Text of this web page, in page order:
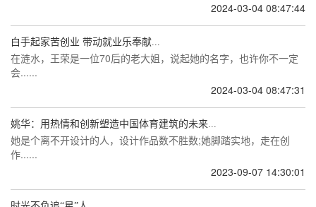
2024-03-04 08:47:44
白手起家苦创业 带动就业乐奉献...
在涟水，王荣是一位70后的老大姐，说起她的名字，也许你不一定
会......
2024-03-04 08:47:31
姚华：用热情和创新塑造中国体育建筑的未来...
她是个离不开设计的人，设计作品数不胜数;她脚踏实地，走在创
作......
2023-09-07 14:30:01